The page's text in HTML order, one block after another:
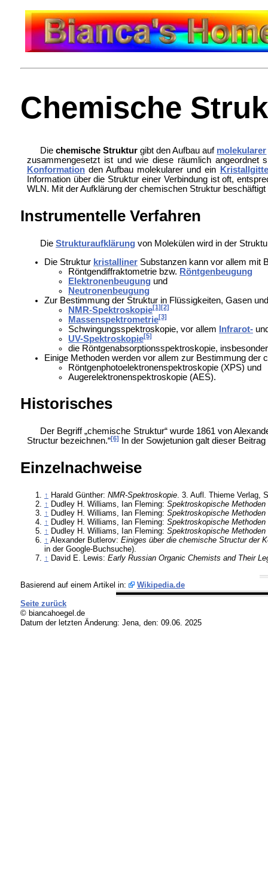
Chemische
Diechemische Struktur gibt den Aufbau auf molekularer
zusammengesetzt ist und wie diese räumlich
Konformationden Aufbau molekularer und ein
Information über die Struktur einer Verbindung ist oft,
WLN. Mit der Aufklärung der chemischen Struktur
Instrumentelle Verfahren
Die Strukturaufklärungvon Molekülen wird in der
Die Struktur kristallinerSubstanzen kann vor allem mit
Röntgendiffraktometrie bzw. Röntgenbeugung
Elektronenbeugungund
Neutronenbeugung
Zur Bestimmung der Struktur in Flüssigkeiten, Gasen
NMR-Spektroskopie[1][2]
Massenspektrometrie[3]
Schwingungsspektroskopie, vor allem Infrarot-
UV-Spektroskopie[5]
die Röntgenabsorptionsspektroskopie,
Einige Methoden werden vor allem zur Bestimmung
Röntgenphotoelektronenspektroskopie (XPS) und
Augerelektronenspektroskopie (AES).
Historisches
Der Begriff „chemische Struktur“ wurde 1861 von
Structur bezeichnen.“[6] In der Sowjetunion galt dieser
Einzelnachweise
↑ Harald Günther: NMR-Spektroskopie. 3. Aufl. Thieme Verlag,
↑ Dudley H. Williams, Ian Fleming: Spektroskopische
↑ Dudley H. Williams, Ian Fleming: Spektroskopische
↑ Dudley H. Williams, Ian Fleming: Spektroskopische
↑ Dudley H. Williams, Ian Fleming: Spektroskopische
↑ Alexander Butlerov: Einiges über die chemische Structur der
in der Google-Buchsuche).
↑ David E. Lewis: Early Russian Organic Chemists and Their
Basierend auf einem Artikel in: Wikipedia.de
Seite zurück
© biancahoegel.de
Datum der letzten Änderung: Jena, den: 09.06. 2025